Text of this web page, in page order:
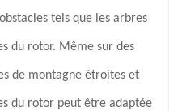
tels que les arbres
du rotor. Même sur des
de montagne étroites et
du rotor peut être adaptée